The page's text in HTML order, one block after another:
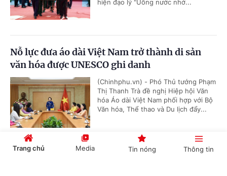
hiện đạo lý "Uống nước nhớ...
Nỗ lực đưa áo dài Việt Nam trở thành di sản
văn hóa được UNESCO ghi danh
(Chinhphu.vn) - Phó Thủ tướng Phạm
Thị Thanh Trà đề nghị Hiệp hội Văn
hóa Áo dài Việt Nam phối hợp với Bộ
Văn hóa, Thể thao và Du lịch đẩy...
Trang chủ Media Tin nóng Thông tin